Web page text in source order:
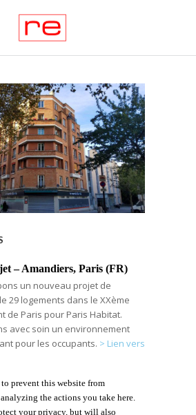
– Amandiers, Paris (FR)
un nouveau projet de
29 logements dans le XXème
de Paris pour Paris Habitat.
avec soin un environnement
pour les occupants. > Lien vers
prevent this website from
the actions you take here.
your privacy, but will also